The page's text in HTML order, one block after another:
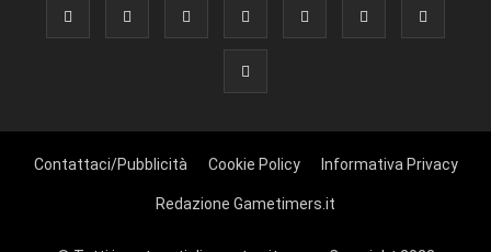
Contattaci/Pubblicità Cookie Policy Informativa Privacy
Redazione Gametimers.it